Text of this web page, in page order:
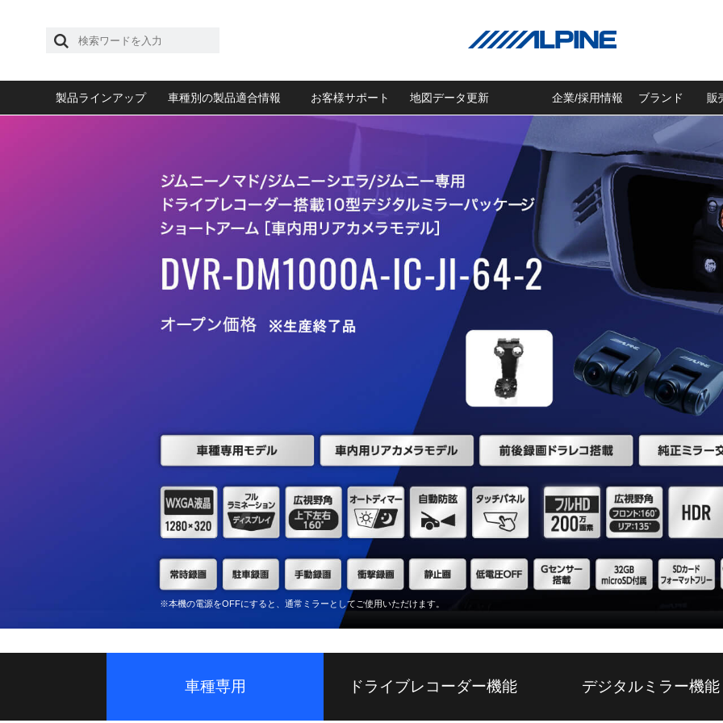
製品ラインアップ 車種別の製品適合情報 お客様サポート 地図データ更新 企業/採用情報 ブランド 販
※本機の電源をOFFにすると、通常ミラーとしてご使用いただけます。
車種専用 ドライブレコーダー機能 デジタルミラー機能